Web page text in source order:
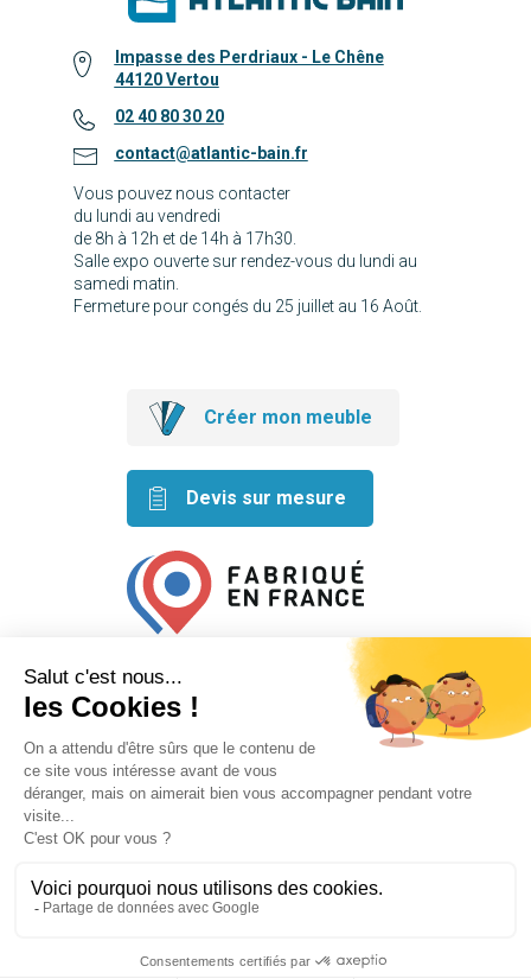
Impasse des Perdriaux - Le Chêne
44120 Vertou
02 40 80 30 20
contact@atlantic-bain.fr
Vous pouvez nous contacter
du lundi au vendredi
de 8h à 12h et de 14h à 17h30.
Salle expo ouverte sur rendez-vous du lundi au
samedi matin.
Fermeture pour congés du 25 juillet au 16 Août.
Créer mon meuble
Devis sur mesure
Retrouvez nos idées créatives
sur les réseaux
Conditions générales de vente